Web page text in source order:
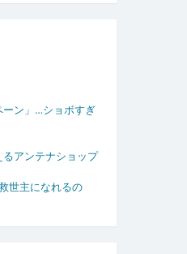
ーン」…ショボすぎ
アンテナショップ
世主になれるの